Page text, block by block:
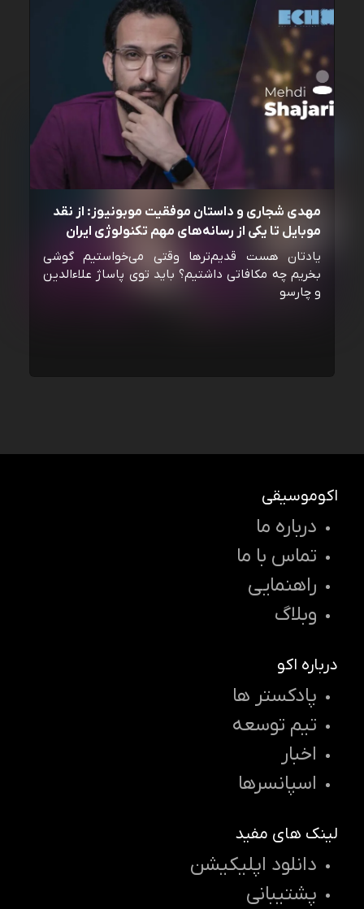
مهدی شجاری و داستان موفقیت موبونیوز: از نقد
موبایل تا یکی از رسانه‌‌های مهم تکنولوژی ایران
یادتان هست قدیم‌ترها وقتی می‌خواستیم گوشی
بخریم چه مکافاتی داشتیم؟ باید توی پاساژ علاءالدین
و چارسو
اکوموسیقی
درباره ما
تماس با ما
راهنمایی
وبلاگ
درباره اکو
پادکستر ها
تیم توسعه
اخبار
اسپانسرها
لینک های مفید
دانلود اپلیکیشن
پشتیبانی